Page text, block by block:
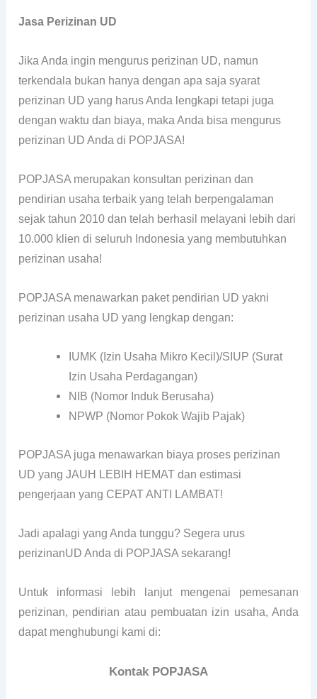
Jasa Perizinan UD
Jika Anda ingin mengurus perizinan UD, namun
terkendala bukan hanya dengan apa saja syarat
perizinan UD yang harus Anda lengkapi tetapi juga
dengan waktu dan biaya, maka Anda bisa mengurus
perizinan UD Anda di POPJASA!
POPJASA merupakan konsultan perizinan dan
pendirian usaha terbaik yang telah berpengalaman
sejak tahun 2010 dan telah berhasil melayani lebih dari
10.000 klien di seluruh Indonesia yang membutuhkan
perizinan usaha!
POPJASA menawarkan paket pendirian UD yakni
perizinan usaha UD yang lengkap dengan:
IUMK (Izin Usaha Mikro Kecil)/SIUP (Surat
Izin Usaha Perdagangan)
NIB (Nomor Induk Berusaha)
NPWP (Nomor Pokok Wajib Pajak)
POPJASA juga menawarkan biaya proses perizinan
UD yang JAUH LEBIH HEMAT dan estimasi
pengerjaan yang CEPAT ANTI LAMBAT!
Jadi apalagi yang Anda tunggu? Segera urus
perizinanUD Anda di POPJASA sekarang!
Untuk informasi lebih lanjut mengenai pemesanan
perizinan, pendirian atau pembuatan izin usaha, Anda
dapat menghubungi kami di:
Kontak POPJASA